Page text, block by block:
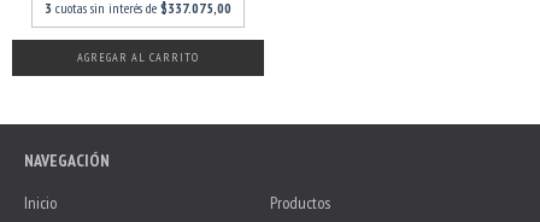
3 cuotas sin interés de $337.075,00
AGREGAR AL CARRITO
NAVEGACIÓN
Inicio
Productos